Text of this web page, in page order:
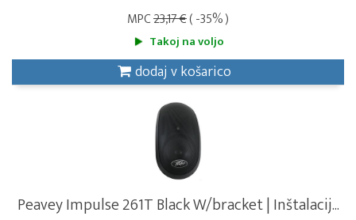
MPC23,17 €( -35% )
Takoj na voljo
dodaj v košarico
Peavey Impulse 261T Black W/bracket | Inštalacij...